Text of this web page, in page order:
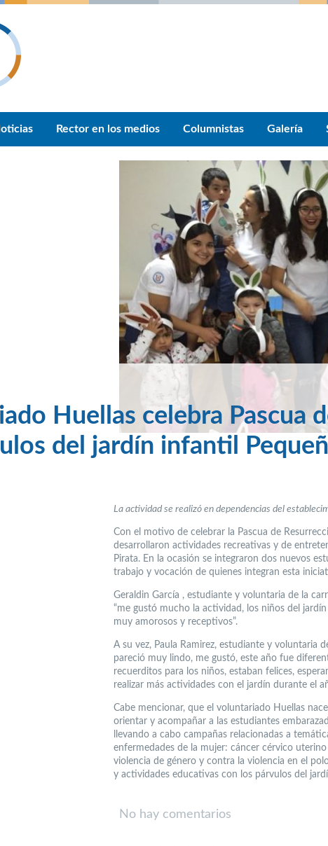
Rector en los medios Columnistas Galería
Huellas celebra Pascua
del jardín infantil
La actividad se realizó en dependencias del
Con el motivo de celebrar la Pascua de
desarrollaron actividades recreativas y de
Pirata. En la ocasión se integraron dos nuevos
trabajo y vocación de quienes integran esta
Geraldin García , estudiante y voluntaria de la
“me gustó mucho la actividad, los niños del
muy amorosos y receptivos”.
A su vez, Paula Ramirez, estudiante y voluntaria
pareció muy lindo, me gustó, este año fue
recuerditos para los niños, estaban felices,
realizar más actividades con el jardín durante el
Cabe mencionar, que el voluntariado Huellas
orientar y acompañar a las estudiantes
llevando a cabo campañas relacionadas a
enfermedades de la mujer: cáncer cérvico
violencia de género y contra la violencia en el
y actividades educativas con los párvulos del
No hay comentarios